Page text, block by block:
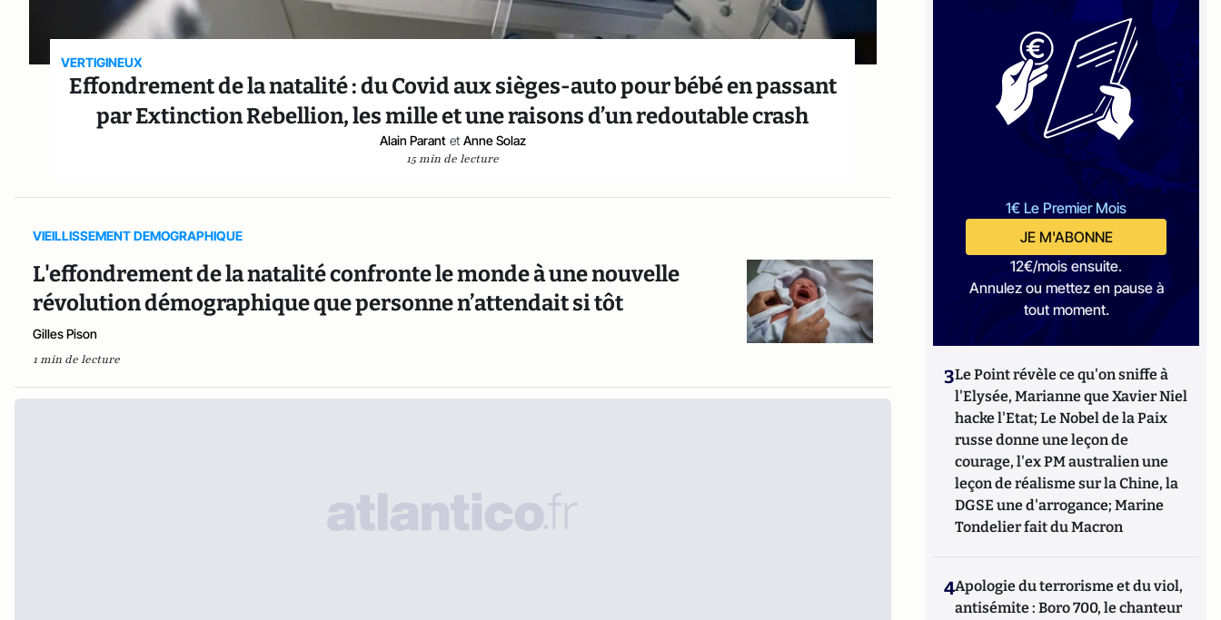
VERTIGINEUX
Effondrement de la natalité : du Covid aux sièges-auto pour bébé en passant
par Extinction Rebellion, les mille et une raisons d’un redoutable crash
Alain Parant et Anne Solaz
15 min de lecture
VIEILLISSEMENT DEMOGRAPHIQUE
L'effondrement de la natalité confronte le monde à une nouvelle
révolution démographique que personne n’attendait si tôt
Gilles Pison
1 min de lecture
1€ Le Premier Mois
JE M'ABONNE
12€/mois ensuite.
Annulez ou mettez en pause à
tout moment.
3Le Point révèle ce qu'on sniffe à
l'Elysée, Marianne que Xavier Niel
hacke l'Etat; Le Nobel de la Paix
russe donne une leçon de
courage, l'ex PM australien une
leçon de réalisme sur la Chine, la
DGSE une d'arrogance; Marine
Tondelier fait du Macron
4Apologie du terrorisme et du viol,
antisémite : Boro 700, le chanteur